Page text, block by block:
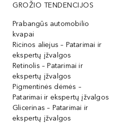
GROŽIO TENDENCIJOS
Prabangūs automobilio
kvapai
Ricinos aliejus – Patarimai ir
ekspertų įžvalgos
Retinolis – Patarimai ir
ekspertų įžvalgos
Pigmentinės dėmės –
Patarimai ir ekspertų įžvalgos
Glicerinas – Patarimai ir
ekspertų įžvalgos